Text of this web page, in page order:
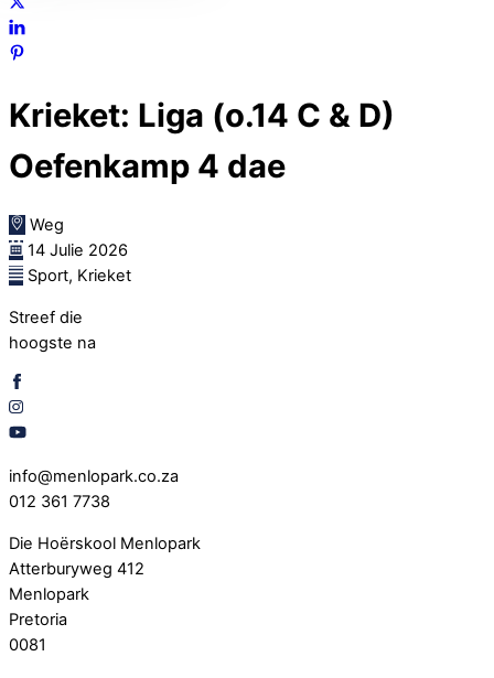
Krieket: Liga (o.14 C & D)
Oefenkamp 4 dae
Weg
14 Julie 2026
Sport, Krieket
Streef die
hoogste na
info@menlopark.co.za
012 361 7738
Die Hoërskool Menlopark
Atterburyweg 412
Menlopark
Pretoria
0081